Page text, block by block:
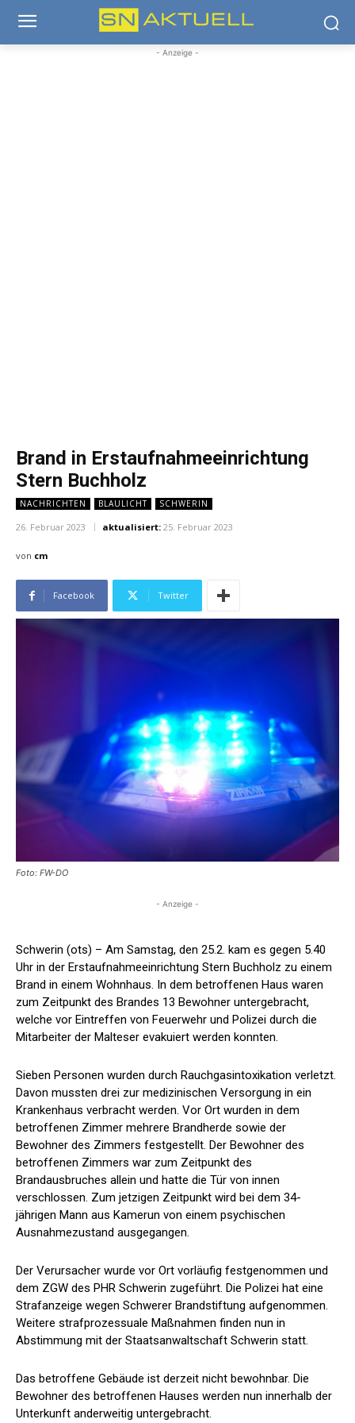
- Anzeige -
Brand in Erstaufnahmeeinrichtung
Stern Buchholz
NACHRICHTEN BLAULICHT SCHWERIN
26. Februar 2023 aktualisiert: 25. Februar 2023
von cm
Facebook Twitter
Foto: FW-DO
- Anzeige -
Schwerin (ots) – Am Samstag, den 25.2. kam es gegen 5.40
Uhr in der Erstaufnahmeeinrichtung Stern Buchholz zu einem
Brand in einem Wohnhaus. In dem betroffenen Haus waren
zum Zeitpunkt des Brandes 13 Bewohner untergebracht,
welche vor Eintreffen von Feuerwehr und Polizei durch die
Mitarbeiter der Malteser evakuiert werden konnten.
Sieben Personen wurden durch Rauchgasintoxikation verletzt.
Davon mussten drei zur medizinischen Versorgung in ein
Krankenhaus verbracht werden. Vor Ort wurden in dem
betroffenen Zimmer mehrere Brandherde sowie der
Bewohner des Zimmers festgestellt. Der Bewohner des
betroffenen Zimmers war zum Zeitpunkt des
Brandausbruches allein und hatte die Tür von innen
verschlossen. Zum jetzigen Zeitpunkt wird bei dem 34-
jährigen Mann aus Kamerun von einem psychischen
Ausnahmezustand ausgegangen.
Der Verursacher wurde vor Ort vorläufig festgenommen und
dem ZGW des PHR Schwerin zugeführt. Die Polizei hat eine
Strafanzeige wegen Schwerer Brandstiftung aufgenommen.
Weitere strafprozessuale Maßnahmen finden nun in
Abstimmung mit der Staatsanwaltschaft Schwerin statt.
Das betroffene Gebäude ist derzeit nicht bewohnbar. Die
Bewohner des betroffenen Hauses werden nun innerhalb der
Unterkunft anderweitig untergebracht.